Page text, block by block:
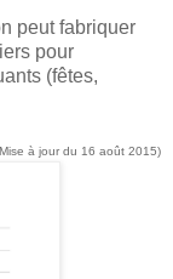
peut fabriquer
pour
(fêtes,
à jour du 16 août 2015)